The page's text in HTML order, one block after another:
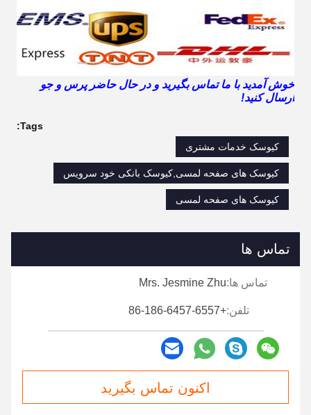
خوش آمدید با ما تماس بگیرید و در حال حاضر پرس و جو
ارسال کنید!
Tags:
کیوسک خدمات مشتری
کیوسک های صفحه لمسی,کیوسک بانکی خود سرویس
کیوسک های صفحه لمسی
تماس ها
تماس ها:Mrs. Jesmine Zhu
تلفن:+86-186-6457-6557
اکنون تماس بگیرید